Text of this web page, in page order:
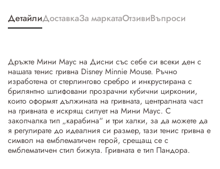
ДетайлиДоставкаЗа маркатаОтзивиВъпроси
Дръжте Мини Маус на Дисни със себе си всеки ден с
нашата тенис гривна Disney Minnie Mouse. Ръчно
изработена от стерлингово сребро и инкрустирана с
брилянтно шлифовани прозрачни кубични цирконии,
които оформят дължината на гривната, централната част
на гривната е искрящ силует на Мини Маус. С
закопчалка тип „карабина“ и три халки, за да можете да
я регулирате до идеалния си размер, тази тенис гривна е
символ на емблематичен герой, срещащ се с
емблематичен стил бижута. Гривната е тип Пандора.